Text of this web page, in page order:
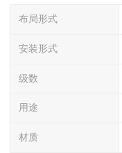
布局形式
安装形式
级数
用途
材质